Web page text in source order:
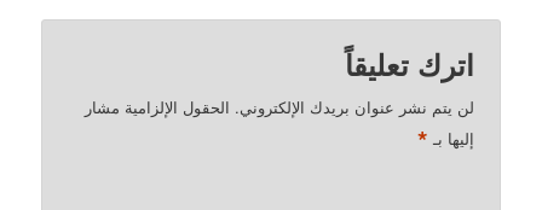
اترك تعليقاً
لن يتم نشر عنوان بريدك الإلكتروني. الحقول الإلزامية مشار
إليها بـ *